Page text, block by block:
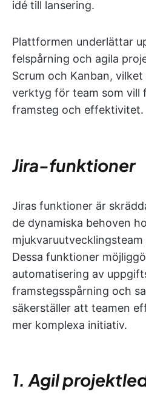
idé till lansering.
Plattformen underlättar
felspårning och agila
Scrum och Kanban,
verktyg för team som vill
framsteg och effektivitet.
Jira-funktioner
Jiras funktioner är
de dynamiska behoven
Dessa funktioner
automatisering av
framstegsspårning och
säkerställer att teamen
mer komplexa initiativ.
1. Agil